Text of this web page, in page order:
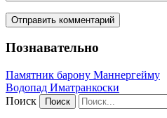
Познавательно
Памятник барону Маннергейму
Водопад Иматранкоски
Поиск